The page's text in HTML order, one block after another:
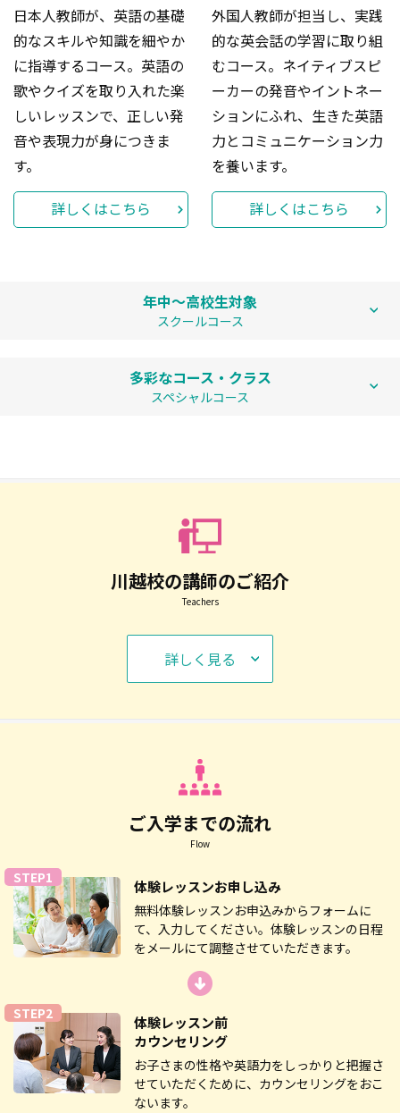
bit of some musical instruments such as the guitar and
keyboard. I hope you also have fun learning English with
me here at Amity!
日本人教師が、英語の基礎
的なスキルや知識を細やか
に指導するコース。英語の
歌やクイズを取り入れた楽
しいレッスンで、正しい発
音や表現力が身につきま
す。
詳しくはこちら
外国人教師が担当し、実践
的な英会話の学習に取り組
むコース。ネイティブスピ
ーカーの発音やイントネー
ションにふれ、生きた英語
力とコミュニケーション力
を養います。
詳しくはこちら
年中〜高校生対象
スクールコース
多彩なコース・クラス
スペシャルコース
川越校の講師のご紹介
Teachers
詳しく見る
ご入学までの流れ
Flow
STEP1 体験レッスンお申し込み
無料体験レッスンお申込みからフォームに
て、入力してください。体験レッスンの日程
をメールにて調整させていただきます。
STEP2
体験レッスン前
カウンセリング
お子さまの性格や英語力をしっかりと把握さ
せていただくために、カウンセリングをおこ
ないます。